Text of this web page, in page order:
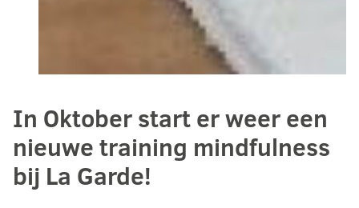
In Oktober start er weer een
nieuwe training mindfulness
bij La Garde!